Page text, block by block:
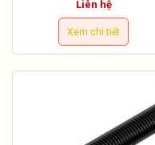
Liên hệ
Xem chi tiết